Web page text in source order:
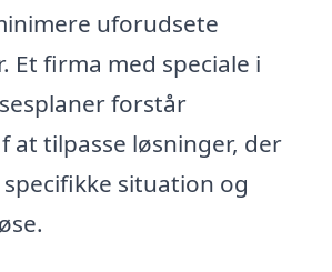
uforudsete
Et firma med speciale i
forstår
at tilpasse løsninger, der
situation og